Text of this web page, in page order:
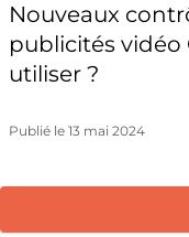
Nouveaux
publicités vidéo
utiliser ?
Publié le 13 mai 2024